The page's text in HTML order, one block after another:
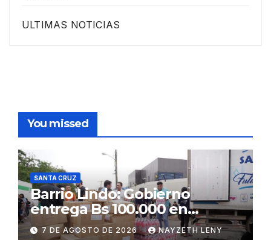
ULTIMAS NOTICIAS
You missed
SANTA CRUZ
Barrio Lindo: Gobierno
entrega Bs 100.000 en
insumos para afectados
7 DE AGOSTO DE 2026 NAYZETH LENY